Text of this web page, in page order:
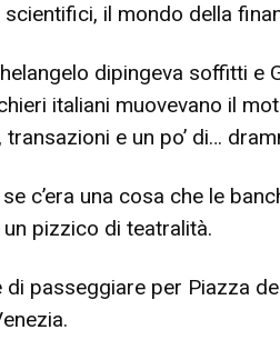
il mondo della
dipingeva soffitti e
italiani muovevano il
e un po’ di…
c’era una cosa che le
pizzico di teatralità.
di passeggiare per Piazza